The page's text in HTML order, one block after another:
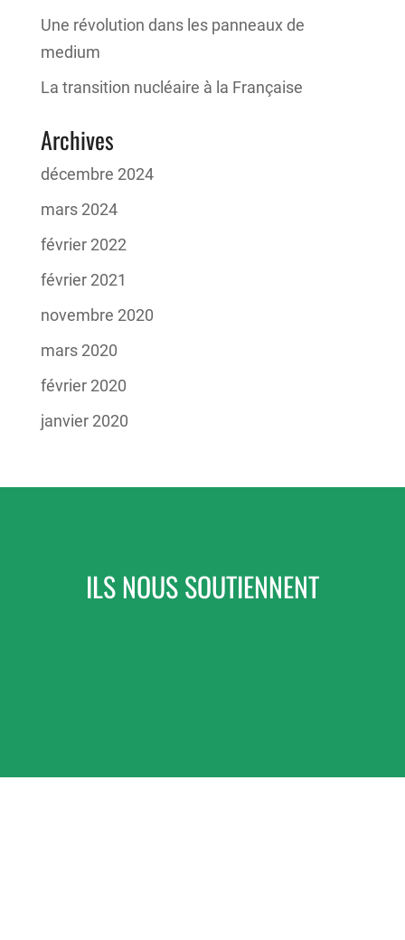
Une révolution dans les panneaux de
medium
La transition nucléaire à la Française
Archives
décembre 2024
mars 2024
février 2022
février 2021
novembre 2020
mars 2020
février 2020
janvier 2020
ILS NOUS SOUTIENNENT